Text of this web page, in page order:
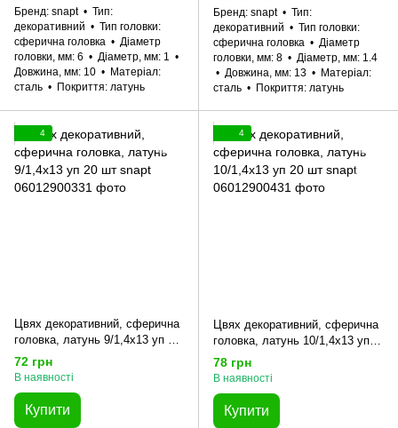
Бренд snapt
Тип
декоративний
Тип головки
сферична головка
Діаметр
головки, мм 6 Діаметр, мм 1
Довжина, мм 10
Матеріал
сталь
Покриття латунь
Бренд snapt
Тип
декоративний
Тип головки
сферична головка
Діаметр
головки, мм 8 Діаметр, мм 1.4
Довжина, мм 13
Матеріал
сталь
Покриття латунь
4
Цвях декоративний, сферична
головка, латунь 9/1,4x13 уп 20
шт snapt
72 грн
В наявності
Купити
4
Цвях декоративний, сферична
головка, латунь 10/1,4x13 уп
20 шт snapt
78 грн
В наявності
Купити